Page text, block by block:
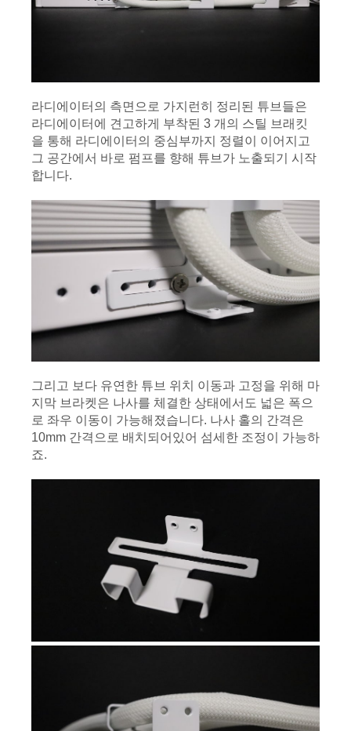
라디에이터의 측면으로 가지런히 정리된 튜브들은
라디에이터에 견고하게 부착된 3 개의 스틸 브래킷
을 통해 라디에이터의 중심부까지 정렬이 이어지고
그 공간에서 바로 펌프를 향해 튜브가 노출되기 시작
합니다.
그리고 보다 유연한 튜브 위치 이동과 고정을 위해 마
지막 브라켓은 나사를 체결한 상태에서도 넓은 폭으
로 좌우 이동이 가능해졌습니다. 나사 홀의 간격은
10mm 간격으로 배치되어있어 섬세한 조정이 가능하
죠.